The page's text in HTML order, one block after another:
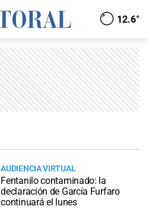
12.6°
AUDIENCIA VIRTUAL
Fentanilo contaminado: la
declaración de García Furfaro
continuará el lunes